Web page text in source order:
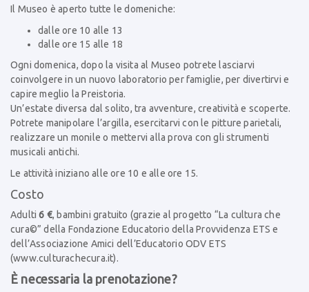
Il Museo è aperto tutte le domeniche:
dalle ore 10 alle 13
dalle ore 15 alle 18
Ogni domenica, dopo la visita al Museo potrete lasciarvi
coinvolgere in un nuovo laboratorio per famiglie, per divertirvi e
capire meglio la Preistoria.
Un’estate diversa dal solito, tra avventure, creatività e scoperte.
Potrete manipolare l’argilla, esercitarvi con le pitture parietali,
realizzare un monile o mettervi alla prova con gli strumenti
musicali antichi.
Le attività iniziano alle ore 10 e alle ore 15.
Costo
Adulti6 €, bambini gratuito (grazie al progetto “La cultura che
cura©” della Fondazione Educatorio della Provvidenza ETS e
dell’Associazione Amici dell’Educatorio ODV ETS
(www.culturachecura.it).
È necessaria la prenotazione?